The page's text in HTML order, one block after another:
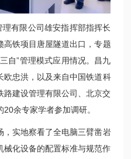
有限公司雄安指挥部指挥长
高铁项目 唐屋隧道出口，专题
自”管理模式应用情况。 昌九
欧忠洪，以及来自中国铁道科
路建设管理有限公司、北京交
20余专家学者参加调研。
，实地察看了全电脑三臂凿岩
械化设备的配置标准与规范作